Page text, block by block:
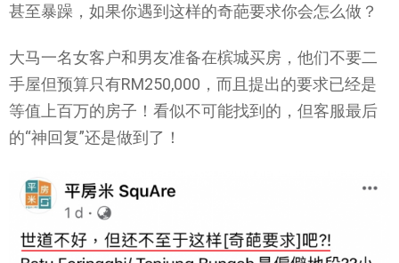
甚至暴躁，如果你遇到这样的奇葩要求你会怎么做？
大马一名女客户和男友准备在槟城买房，他们不要二
手屋但预算只有RM250,000，而且提出的要求已经是
等值上百万的房子！看似不可能找到的，但客服最后
的“神回复”还是做到了！